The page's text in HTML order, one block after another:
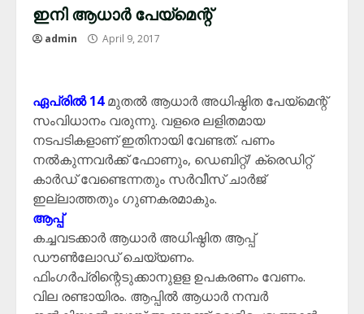
ഇനി ആധാർ പേയ്‌മെന്റ്
admin April 9, 2017
ഏപ്രിൽ 14 മുതൽ ആധാർ അധിഷ്ഠിത പേയ്‌മെന്റ്
സംവിധാനം വരുന്നു. വളരെ ലളിതമായ
നടപടികളാണ് ഇതിനായി വേണ്ടത്. പണം
നൽകുന്നവർക്ക് ഫോണും, ഡെബിറ്റ്/ ക്രെഡിറ്റ്
കാർഡ് വേണ്ടെന്നതും സർവീസ് ചാർജ്
ഇല്ലാത്തതും ഗുണകരമാകും.
ആപ്പ്
കച്ചവടക്കാർ ആധാർ അധിഷ്ഠിത ആപ്പ്
ഡൗൺലോഡ് ചെയ്യണം.
ഫിംഗർപ്രിന്റെടുക്കാനുളള ഉപകരണം വേണം.
വില രണ്ടായിരം. ആപ്പിൽ ആധാർ നമ്പർ